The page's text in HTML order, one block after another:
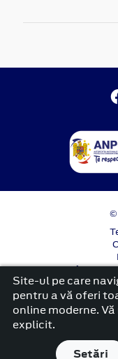
©
Anunț
Site-ul pe care
pentru a vă oferi
online moderne.
explicit.
Setări